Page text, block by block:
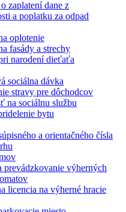
zaplatení dane z
a poplatku za odpad
oplotenie
fasády a strechy
narodení dieťaťa
sociálna dávka
stravy pre dôchodcov
na sociálnu službu
bytu
a orientačného čísla
prevádzkovanie výherných
licencia na výherné hracie